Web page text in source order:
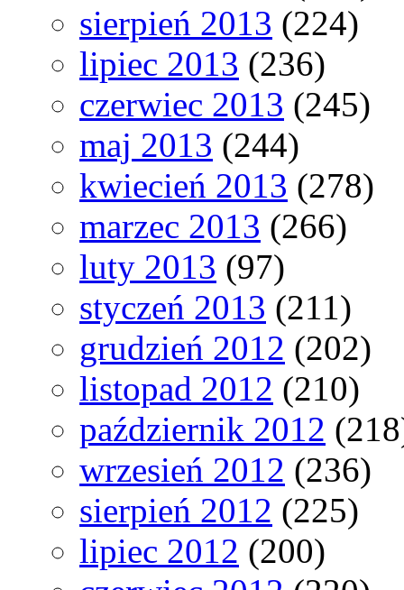
sierpień 2013 (224)
lipiec 2013 (236)
czerwiec 2013 (245)
maj 2013 (244)
kwiecień 2013 (278)
marzec 2013 (266)
luty 2013 (97)
styczeń 2013 (211)
grudzień 2012 (202)
listopad 2012 (210)
październik 2012
wrzesień 2012 (236)
sierpień 2012 (225)
lipiec 2012 (200)